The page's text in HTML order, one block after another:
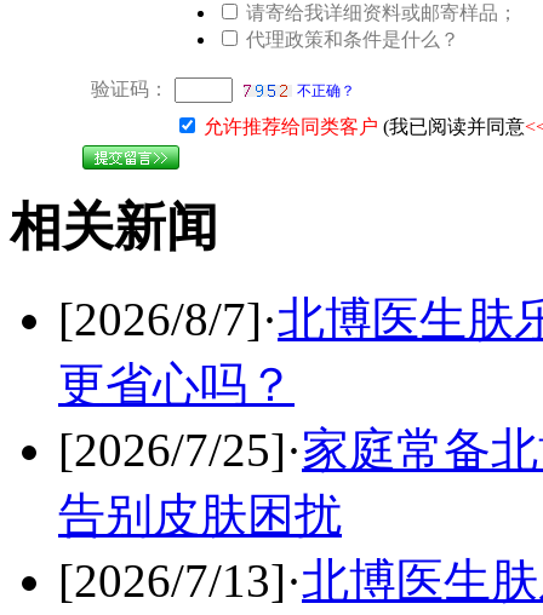
请寄给我详细资料或邮寄样品；
代理政策和条件是什么？
验证码： 不正确？
允许推荐给同类客户 (我已阅读并同意
相关新闻
[2026/8/7]·北博医生肤
更省心吗？
[2026/7/25]·家庭常备
告别皮肤困扰
[2026/7/13]·北博医生